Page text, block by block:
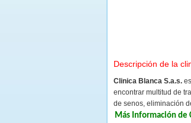
Descripción de la
Clinica Blanca S.a.s.
encontrar multitud de
de senos, eliminación
Más Información de